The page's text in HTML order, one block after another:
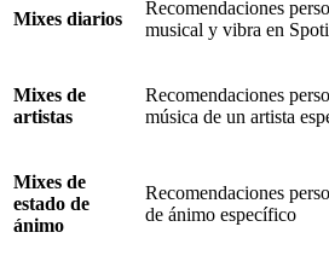
Mixes diarios
Recomendaciones
musical y vibra en
Mixes de
artistas
Recomendaciones
música de un artista
Mixes de
estado de
ánimo
Recomendaciones
de ánimo específico